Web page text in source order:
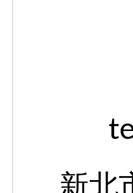
新北